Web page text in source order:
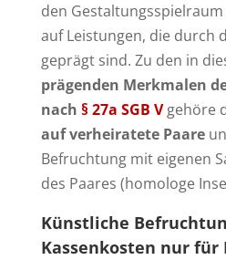
den
auf Leistungen, die durch
geprägt sind. Zu den in
prägenden Merkmalen
nach § 27a SGB V gehöre
auf verheiratete Paare
Befruchtung mit eigenen
des Paares (homologe
Künstliche
Kassenkosten nur für